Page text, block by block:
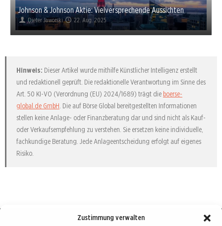
Zustimmung verwalten
Johnson & Johnson Aktie: Vielversprechende Aussichten
Dieter Jaworski 22. Aug. 2025
Hinweis: Dieser Artikel wurde mithilfe Künstlicher Intelligenz erstellt
und redaktionell geprüft. Die redaktionelle Verantwortung im Sinne des
Art. 50 KI-VO (Verordnung (EU) 2024/1689) trägt die boerse-
global.de GmbH. Die auf Börse Global bereitgestellten Informationen
stellen keine Anlage- oder Finanzberatung dar und sind nicht als Kauf-
oder Verkaufsempfehlung zu verstehen. Sie ersetzen keine individuelle,
fachkundige Beratung. Jede Anlageentscheidung erfolgt auf eigenes
Risiko.